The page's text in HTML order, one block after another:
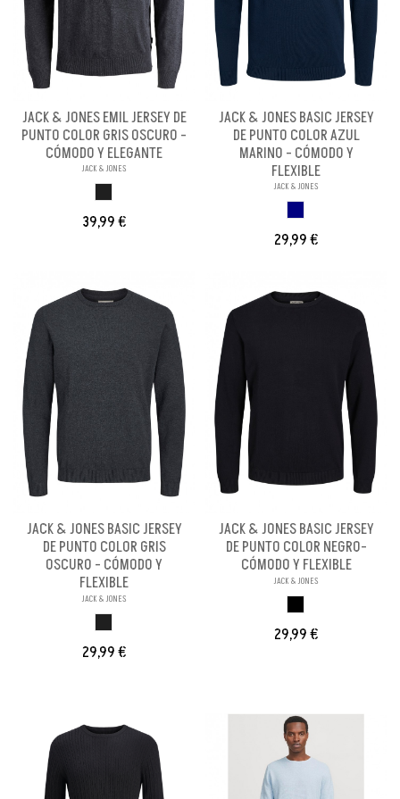
JACK & JONES EMIL JERSEY DE
PUNTO COLOR GRIS OSCURO -
CÓMODO Y ELEGANTE
JACK & JONES
39,99 €
JACK & JONES BASIC JERSEY
DE PUNTO COLOR AZUL
MARINO - CÓMODO Y
FLEXIBLE
JACK & JONES
29,99 €
JACK & JONES BASIC JERSEY
DE PUNTO COLOR GRIS
OSCURO - CÓMODO Y
FLEXIBLE
JACK & JONES
29,99 €
JACK & JONES BASIC JERSEY
DE PUNTO COLOR NEGRO-
CÓMODO Y FLEXIBLE
JACK & JONES
29,99 €